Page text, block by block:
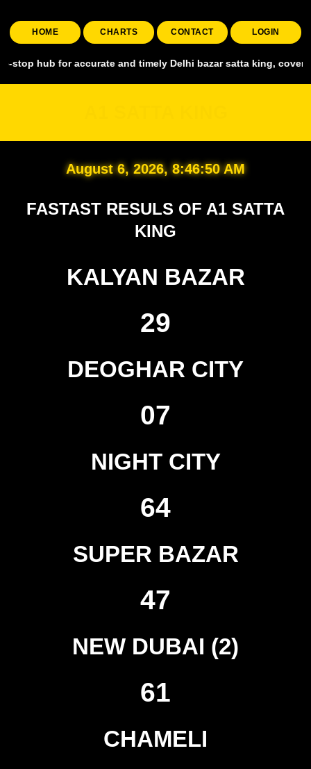
HOME CHARTS CONTACT LOGIN
for accurate and timely Delhi bazar satta king, covering all
August 6, 2026, 8:46:51 AM
FASTAST RESULS OF A1 SATTA
KING
KALYAN BAZAR
29
DEOGHAR CITY
07
NIGHT CITY
64
SUPER BAZAR
47
NEW DUBAI (2)
61
CHAMELI